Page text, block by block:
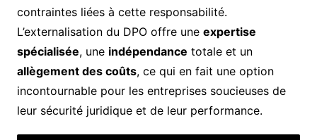
contraintes liées à cette responsabilité.
L’externalisation du DPO offre une expertise
spécialisée, une indépendance totale et un
allègement des coûts, ce qui en fait une option
incontournable pour les entreprises soucieuses de
leur sécurité juridique et de leur performance.